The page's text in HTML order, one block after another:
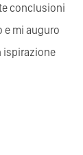
conclusioni
mi auguro
ispirazione